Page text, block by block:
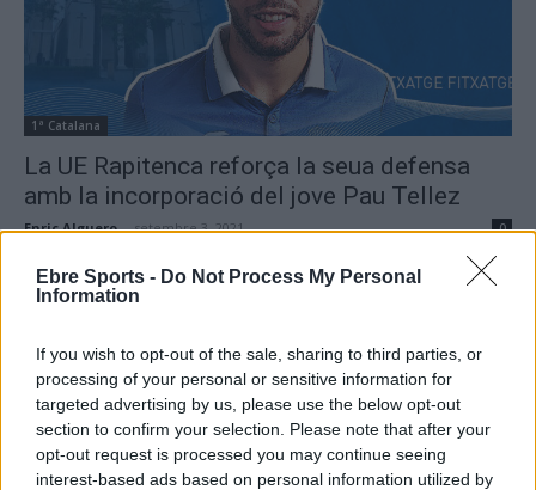
Ebre Sports - Do Not Process My Personal
Information
If you wish to opt-out of the sale, sharing to third parties, or
processing of your personal or sensitive information for
targeted advertising by us, please use the below opt-out
section to confirm your selection. Please note that after your
opt-out request is processed you may continue seeing
interest-based ads based on personal information utilized by
1ª Catalana
La UE Rapitenca reforça la seua defensa
amb la incorporació del jove Pau Tellez
Enric Alguero - setembre 3, 2021 0
MOST READ